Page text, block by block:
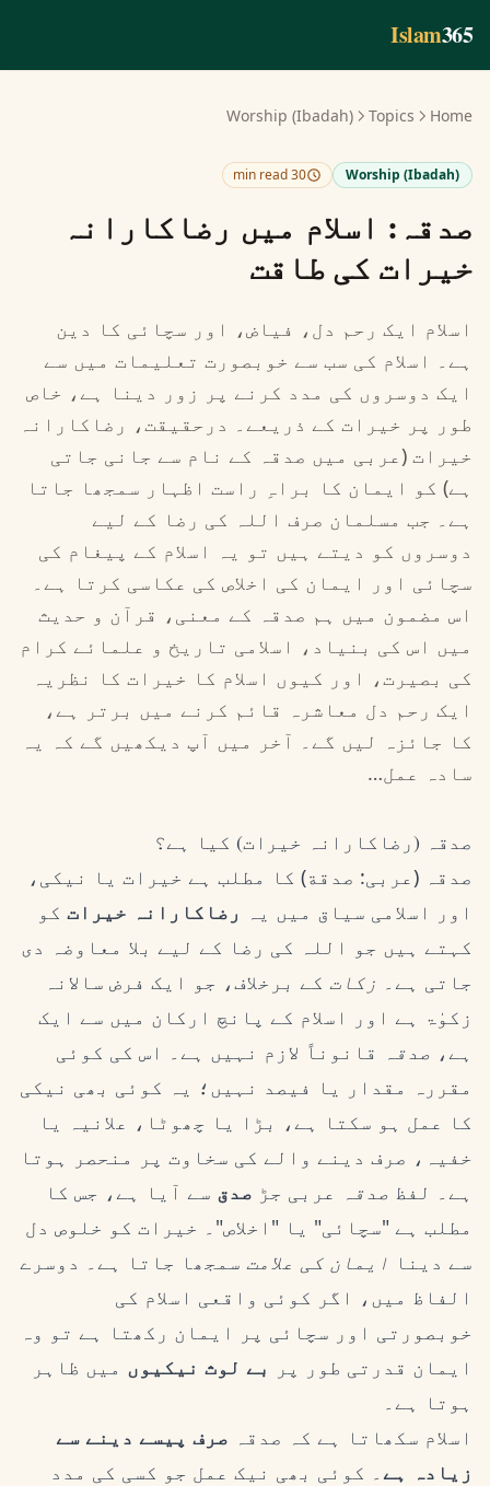
Islam365
Home
Topics
Worship (Ibadah)
Worship (Ibadah)
30 min read
صدقہ: اسلام میں رضاکارانہ
خیرات کی طاقت
اسلام ایک رحم دل، فیاض، اور سچائی کا دین
ہے۔ اسلام کی سب سے خوبصورت تعلیمات میں سے
ایک دوسروں کی مدد کرنے پر زور دینا ہے، خاص
طور پر خیرات کے ذریعے۔ درحقیقت، رضاکارانہ
خیرات (عربی میں صدقہ کے نام سے جانی جاتی
ہے) کو ایمان کا براہِ راست اظہار سمجھا جاتا
ہے۔ جب مسلمان صرف اللہ کی رضا کے لیے
دوسروں کو دیتے ہیں تو یہ اسلام کے پیغام کی
سچائی اور ایمان کی اخلاص کی عکاسی کرتا ہے۔
اس مضمون میں ہم صدقہ کے معنی، قرآن و حدیث
میں اس کی بنیاد، اسلامی تاریخ و علمائے کرام
کی بصیرت، اور کیوں اسلام کا خیرات کا نظریہ
ایک رحم دل معاشرہ قائم کرنے میں برتر ہے،
کا جائزہ لیں گے۔ آخر میں آپ دیکھیں گے کہ یہ
سادہ عمل…
صدقہ (رضاکارانہ خیرات) کیا ہے؟
صدقہ (عربی: صدقة) کا مطلب ہے خیرات یا نیکی،
اور اسلامی سیاق میں یہ رضاکارانہ خیرات کو
کہتے ہیں جو اللہ کی رضا کے لیے بلا معاوضہ دی
جاتی ہے۔ زکات کے برخلاف، جو ایک فرض سالانہ
زکوٰۃ ہے اور اسلام کے پانچ ارکان میں سے ایک
ہے، صدقہ قانوناً لازم نہیں ہے۔ اس کی کوئی
مقررہ مقدار یا فیصد نہیں؛ یہ کوئی بھی نیکی
کا عمل ہو سکتا ہے، بڑا یا چھوٹا، علانیہ یا
خفیہ، صرف دینے والے کی سخاوت پر منحصر ہوتا
ہے۔ لفظ صدقہ عربی جڑ صدق سے آیا ہے، جس کا
مطلب ہے "سچائی" یا "اخلاص"۔ خیرات کو خلوص دل
سے دینا ایمان کی علامت سمجھا جاتا ہے۔ دوسرے
الفاظ میں، اگر کوئی واقعی اسلام کی
خوبصورتی اور سچائی پر ایمان رکھتا ہے تو وہ
ایمان قدرتی طور پر
بے لوث نیکیوں میں ظاہر
ہوتا ہے۔
اسلام سکھاتا ہے کہ صدقہ صرف پیسے دینے سے
زیادہ ہے۔ کوئی بھی نیک عمل جو کسی کی مدد